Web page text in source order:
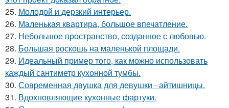
25. Молодой и дерзкий интерьер.
26. Маленькая квартира, большое впечатление.
27. Небольшое пространство, созданное с любовью.
28. Большая роскошь на маленькой площади.
29. Идеальный пример того, как можно использовать
каждый сантиметр кухонной тумбы.
30. Современная двушка для девушки - айтишницы.
31. Вдохновляющие кухонные фартуки.